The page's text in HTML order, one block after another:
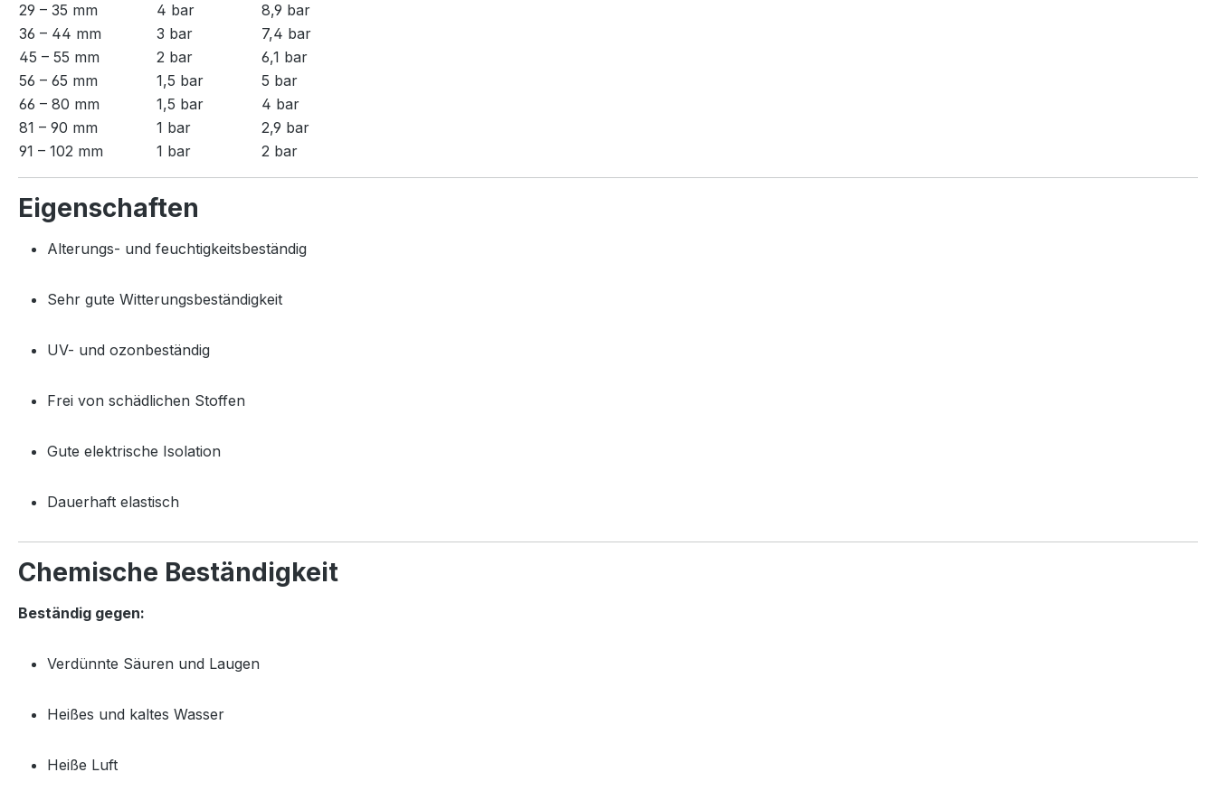
29 – 35 mm
4 bar
8,9 bar
36 – 44 mm
3 bar
7,4 bar
45 – 55 mm
2 bar
6,1 bar
56 – 65 mm
1,5 bar
5 bar
66 – 80 mm
1,5 bar
4 bar
81 – 90 mm
1 bar
2,9 bar
91 – 102 mm
1 bar 2 bar
Eigenschaften
Alterungs- und feuchtigkeitsbeständig
Sehr gute Witterungsbeständigkeit
UV- und ozonbeständig
Frei von schädlichen Stoffen
Gute elektrische Isolation
Dauerhaft elastisch
Chemische Beständigkeit
Beständig gegen:
Verdünnte Säuren und Laugen
Heißes und kaltes Wasser
Heiße Luft